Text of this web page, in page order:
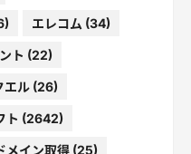
エレコム (34)
ト (22)
エル(26)
ト (2642)
メイン取得(25)